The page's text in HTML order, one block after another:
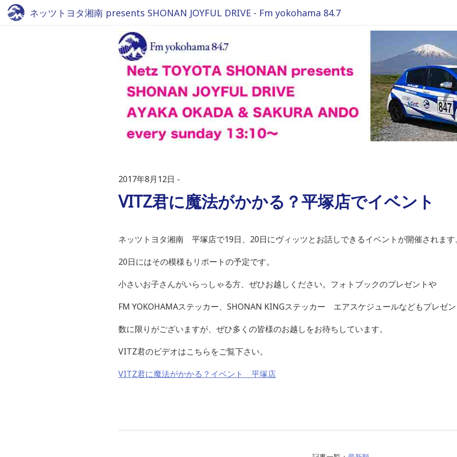
ネッツトヨタ湘南 presents SHONAN JOYFUL DRIVE - Fm yokohama 84.7
2017年8月12日
VITZ君に魔法がかかる？平塚店でイベント
ネッツトヨタ湘南 平塚店で19日、20日にヴィッツとお話しできるイベントが開催されます。
20日にはその模様もリポートの予定です。
小さいお子さんがいらっしゃる方、ぜひお越しください。フォトブックのプレゼントや
FM YOKOHAMAステッカー、SHONAN KINGステッカー エアスケジュールなどもプレゼン
数に限りがございますが、ぜひ多くの皆様のお越しをお待ちしています。
VITZ君のビデオはこちらをご覧下さい。
VITZ君に魔法がかかる？イベント 平塚店